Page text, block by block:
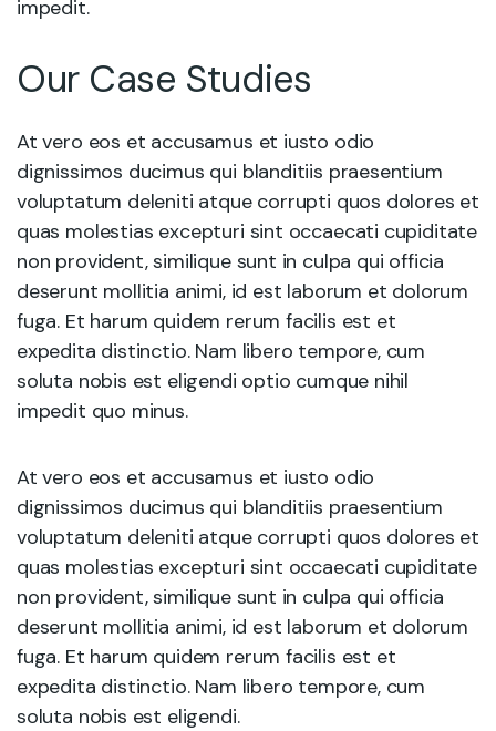
impedit.
Our Case Studies
At vero eos et accusamus et iusto odio
dignissimos ducimus qui blanditiis praesentium
voluptatum deleniti atque corrupti quos dolores et
quas molestias excepturi sint occaecati cupiditate
non provident, similique sunt in culpa qui officia
deserunt mollitia animi, id est laborum et dolorum
fuga. Et harum quidem rerum facilis est et
expedita distinctio. Nam libero tempore, cum
soluta nobis est eligendi optio cumque nihil
impedit quo minus.
At vero eos et accusamus et iusto odio
dignissimos ducimus qui blanditiis praesentium
voluptatum deleniti atque corrupti quos dolores et
quas molestias excepturi sint occaecati cupiditate
non provident, similique sunt in culpa qui officia
deserunt mollitia animi, id est laborum et dolorum
fuga. Et harum quidem rerum facilis est et
expedita distinctio. Nam libero tempore, cum
soluta nobis est eligendi.